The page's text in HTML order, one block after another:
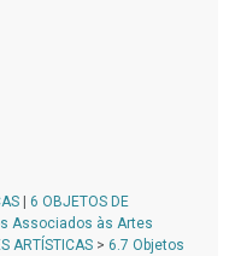
| 6 OBJETOS DE
Associados às Artes
ARTÍSTICAS> 6.7 Objetos